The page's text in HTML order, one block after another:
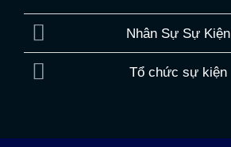
Nhân Sự Sự Kiện
Tổ chức sự kiện